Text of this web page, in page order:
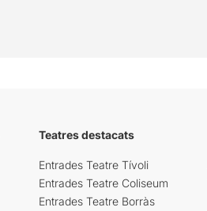
Teatres destacats
Entrades Teatre Tívoli
Entrades Teatre Coliseum
Entrades Teatre Borràs